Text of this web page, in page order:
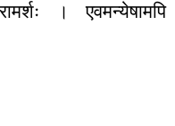
। एवमन्येषामपि